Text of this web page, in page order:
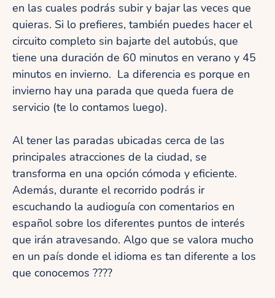
en las cuales podrás subir y bajar las veces que
quieras. Si lo prefieres, también puedes hacer el
circuito completo sin bajarte del autobús, que
tiene una duración de 60 minutos en verano y 45
minutos en invierno. La diferencia es porque en
invierno hay una parada que queda fuera de
servicio (te lo contamos luego).
Al tener las paradas ubicadas cerca de las
principales atracciones de la ciudad, se
transforma en una opción cómoda y eficiente.
Además, durante el recorrido podrás ir
escuchando la audioguía con comentarios en
español sobre los diferentes puntos de interés
que irán atravesando. Algo que se valora mucho
en un país donde el idioma es tan diferente a los
que conocemos ????